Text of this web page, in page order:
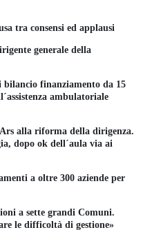
tra consensi ed applausi
generale della
bilancio finanziamento da 15
ambulatoriale
alla riforma della dirigenza.
dopo ok dell´aula via ai
a oltre 300 aziende per
a sette grandi Comuni.
le difficoltà di gestione»